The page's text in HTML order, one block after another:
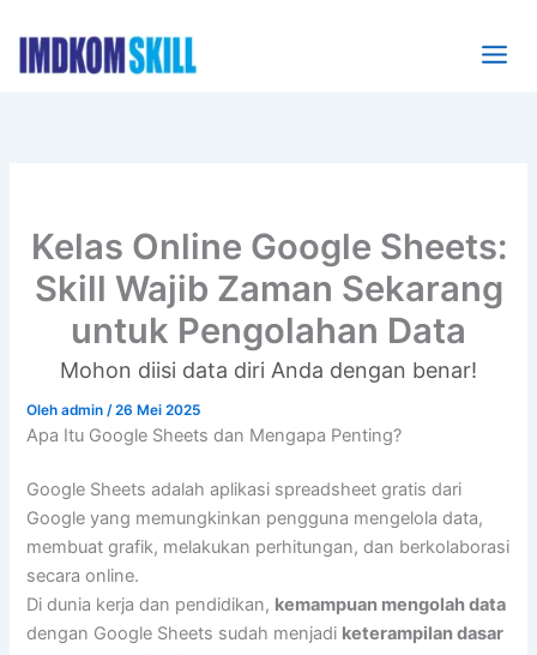
konten
Kelas Online Google Sheets:
Skill Wajib Zaman Sekarang
untuk Pengolahan Data
Olehadmin /26 Mei 2025
Apa Itu Google Sheets dan Mengapa Penting?
Google Sheets adalah aplikasi spreadsheet gratis dari
Google yang memungkinkan pengguna mengelola data,
membuat grafik, melakukan perhitungan, dan berkolaborasi
secara online.
Di dunia kerja dan pendidikan, kemampuan mengolah data
dengan Google Sheets sudah menjadi keterampilan dasar